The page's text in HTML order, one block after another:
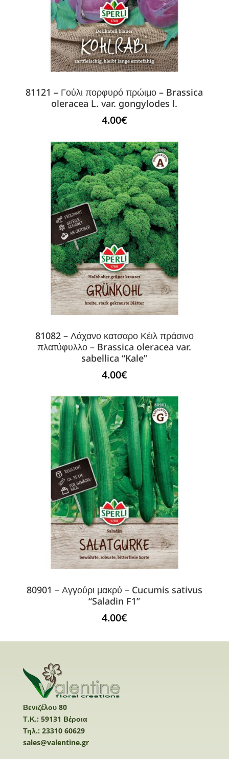
81121 – Γούλι πορφυρό πρώιμο – Brassica
oleracea L. var. gongylodes l.
4.00€
81082 – Λάχανο κατσαρο Κέιλ πράσινο
πλατύφυλλο – Brassica oleracea var.
sabellica “Kale”
4.00€
80901 – Αγγούρι μακρύ – Cucumis sativus
“Saladin F1”
4.00€
Βενιζέλου 80
Τ.Κ.: 59131 Βέροια
Τηλ.: 23310 60629
sales@valentine.gr